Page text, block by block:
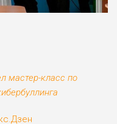
мастер-класс по